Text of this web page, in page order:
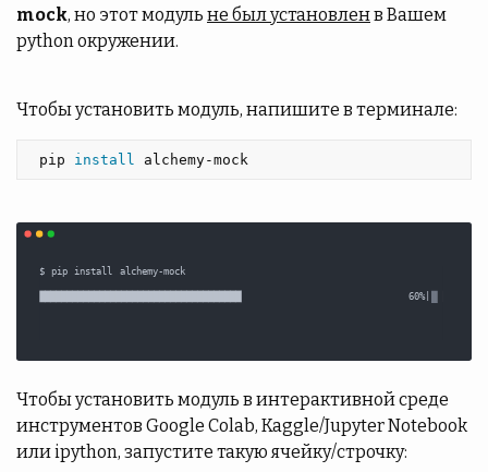
mock, но этот модуль не был установленв Вашем
python окружении.
Чтобы установить модуль, напишите в терминале:
pip install alchemy-mock
Чтобы установить модуль в интерактивной среде
инструментов Google Colab, Kaggle/Jupyter Notebook
или ipython, запустите такую ячейку/строчку: